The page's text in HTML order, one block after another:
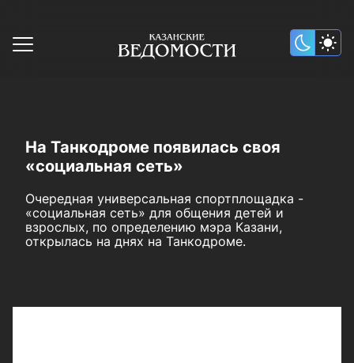
На Танкодроме появилась своя
«социальная сеть»
Очередная универсальная спортплощадка -
«социальная сеть» для общения детей и
взрослых, по определению мэра Казани,
открылась на днях на Танкодроме.